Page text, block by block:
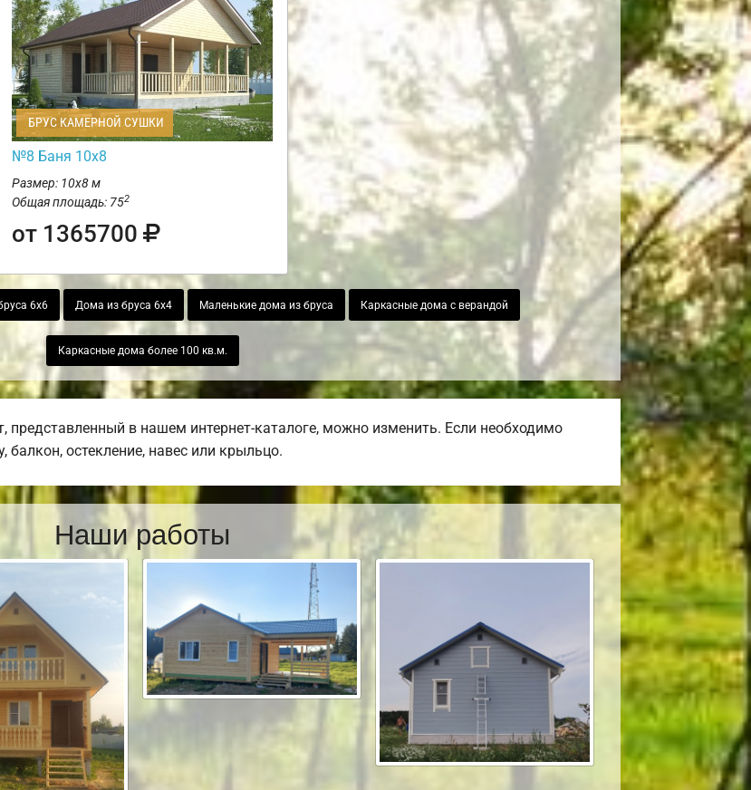
БРУС КАМЕРНОЙ СУШКИ
№8 Баня 10х8
Размер: 10х8 м
Общая площадь: 752
от 1365700
6х6 Дома из бруса 6х4 Маленькие дома из бруса Каркасные дома с верандой
Каркасные дома более 100 кв.м.
в нашем интернет-каталоге, можно изменить. Если необходимо
балкон, остекление, навес или крыльцо.
Наши работы